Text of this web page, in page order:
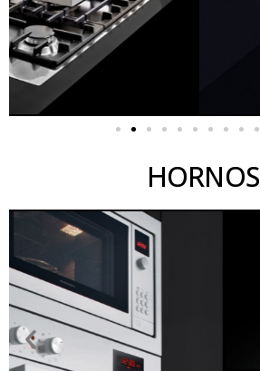
HORNOS